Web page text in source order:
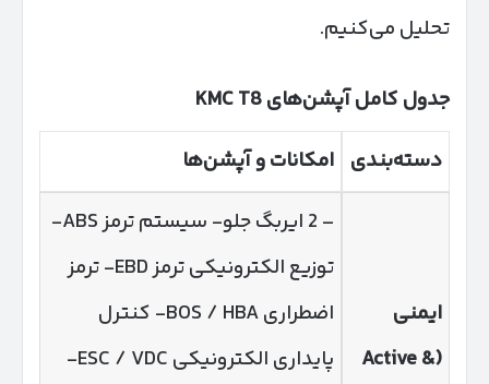
تحلیل می‌کنیم.
جدول کامل آپشن‌های
دسته‌بندی امکانات و آپشن‌ها
ایمنی
(Active &
– 2 ایربگ جلو- سیستم ترمز ABS-
توزیع الکترونیکی ترمز EBD- ترمز
اضطراری BOS / HBA- کنترل
پایداری الکترونیکی ESC / VDC-